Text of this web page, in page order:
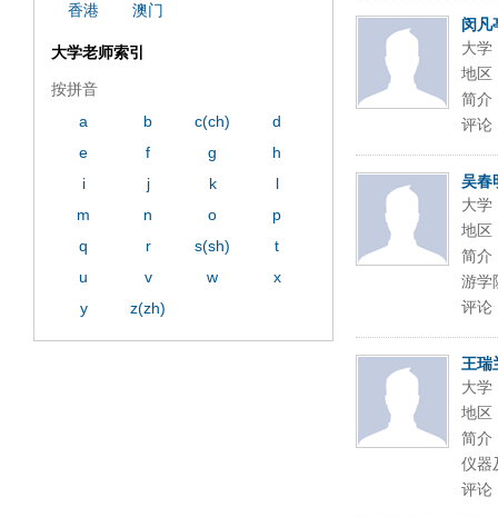
闵凡
大学
地区
简介
评论
吴春
大学
地区
简介
游学
评论
王瑞
大学
地区
简介
仪器
评论
香港
澳门
大学老师索引
按拼音
a
b c(ch)
d
e
f g
h
i
j k
l
m
n o
p
q
r s(sh)
t
u
v w
x
y
z(zh)